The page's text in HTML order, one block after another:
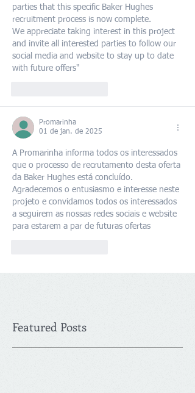
parties that this specific Baker Hughes
recruitment process is now complete.
We appreciate taking interest in this project
and invite all interested parties to follow our
social media and website to stay up to date
with future offers"
Promarinha
01 de jan. de 2025
A Promarinha informa todos os interessados
que o processo de recrutamento desta oferta
da Baker Hughes está concluído.
Agradecemos o entusiasmo e interesse neste
projeto e convidamos todos os interessados
a seguirem as nossas redes sociais e website
para estarem a par de futuras ofertas
Featured Posts